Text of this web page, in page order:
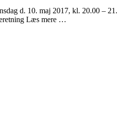
d. 10. maj 2017, kl. 20.00 –
Læs mere …